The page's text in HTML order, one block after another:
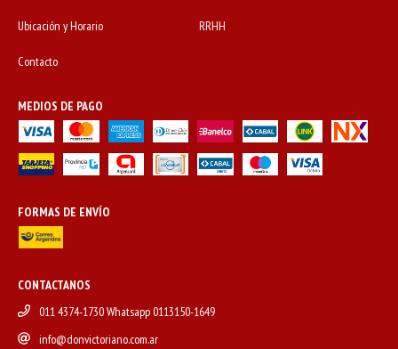
Ubicación y Horario RRHH
Contacto
MEDIOS DE PAGO
FORMAS DE ENVÍO
CONTACTANOS
011 4374-1730 Whatsapp 0113150-1649
info@donvictoriano.com.ar